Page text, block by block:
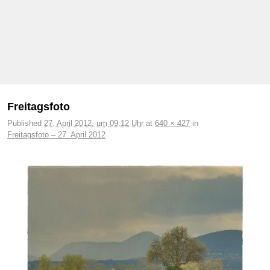
Bilder-Navigation
Freitagsfoto
Published 27. April 2012, um 09:12 Uhr at 640 × 427 in
Freitagsfoto – 27. April 2012